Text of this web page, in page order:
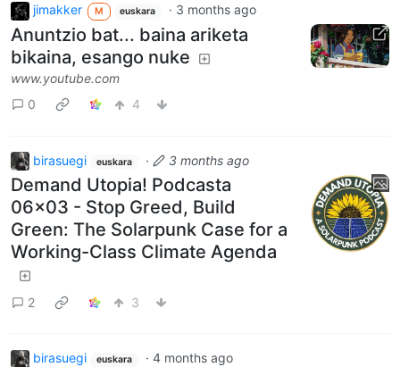
jimakker M euskara · 3 months ago
Anuntzio bat... baina ariketa
bikaina, esango nuke
www.youtube.com
0
4
birasuegi euskara · 3 months ago
Demand Utopia! Podcasta
06x03 - Stop Greed, Build
Green: The Solarpunk Case for a
Working-Class Climate Agenda
2 3
birasuegi euskara · 4 months ago